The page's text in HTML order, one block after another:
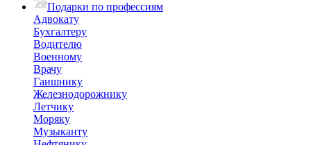
Подарки по профессиям
Адвокату
Бухгалтеру
Водителю
Военному
Врачу
Гаишнику
Железнодорожнику
Летчику
Моряку
Музыканту